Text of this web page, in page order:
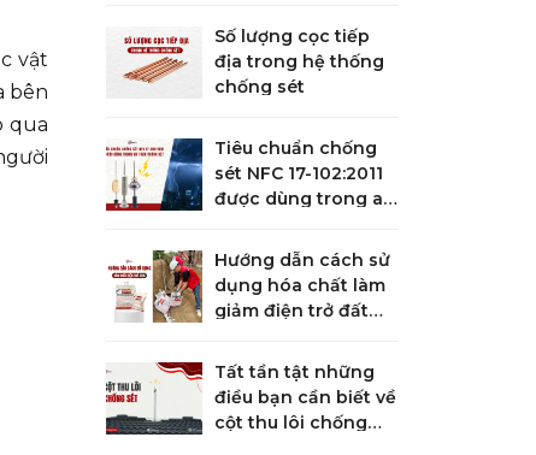
vật
bên
qua
Bắt Buộc Phải Biết
Số lượng cọc tiếp
địa trong hệ thống
chống sét
Tiêu chuẩn chống
sét NFC 17-102:2011
được dùng trong an
Hướng dẫn cách sử
dụng hóa chất làm
giảm điện trở đất
Tất tần tật những
điều bạn cần biết về
cột thu lôi chống